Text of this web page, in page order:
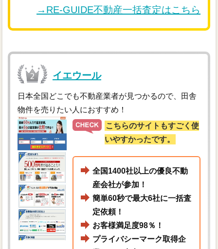
→RE-GUIDE不動産一括査定はこちら
イエウール
日本全国どこでも不動産業者が見つかるので、田舎
物件を売りたい人におすすめ！
こちらのサイトもすごく使
いやすかったです。
全国1400社以上の優良不動
産会社が参加！
簡単60秒で最大6社に一括査
定依頼！
お客様満足度98％！
プライバシーマーク取得企